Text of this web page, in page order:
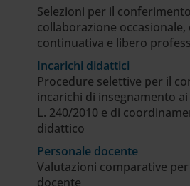
Selezioni per il
collaborazione
continuativa e libero
Incarichi didattici
Procedure selettive per il
incarichi di insegnamento
L. 240/2010 e di
didattico
Personale docente
Valutazioni comparative
docente